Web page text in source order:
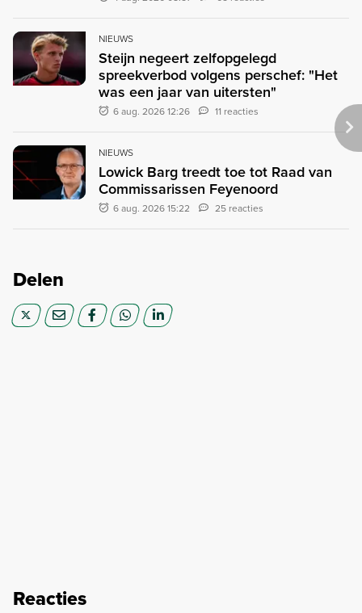
NIEUWS
Steijn negeert zelfopgelegd
spreekverbod volgens perschef: "Het
was een jaar van uitersten"
6 aug. 2026 12:26 11 reacties
NIEUWS
Lowick Barg treedt toe tot Raad van
Commissarissen Feyenoord
6 aug. 2026 15:22 25 reacties
Delen
Reacties